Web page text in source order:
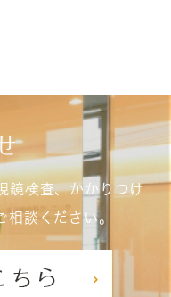
鏡検査、かかりつけ
談ください。